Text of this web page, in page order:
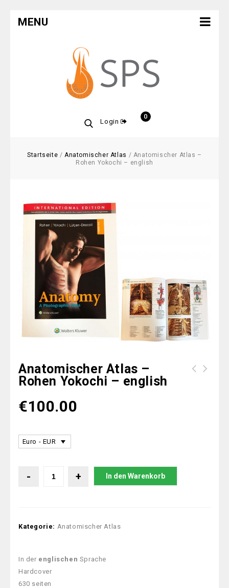
MENU
Login
0
Startseite /Anatomischer Atlas / Anatomischer Atlas –
Rohen Yokochi – english
Anatomischer Atlas –
Rohen Yokochi – english
€100.00
Euro - EUR
In den Warenkorb
Kategorie: Anatomischer Atlas
In der englischen Sprache
Hardcover
630 seiten